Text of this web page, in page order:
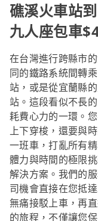
礁溪火車站
九人座包車
在台灣進行跨縣市
同的鐵路系統間轉
站，或是從宜蘭縣
站。這段看似不長
耗費心力的一環。
上下穿梭，還要與
一班車，打亂所有
體力與時間的極限
解決方案。我們的
司機會直接在您抵
無痛接駁上車，再
的旅程，不僅讓您